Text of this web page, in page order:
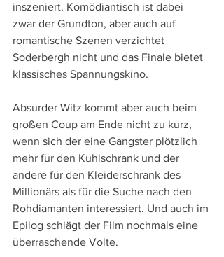
inszeniert. Komödiantisch ist dabei
zwar der Grundton, aber auch auf
romantische Szenen verzichtet
Soderbergh nicht und das Finale bietet
klassisches Spannungskino.
Absurder Witz kommt aber auch beim
großen Coup am Ende nicht zu kurz,
wenn sich der eine Gangster plötzlich
mehr für den Kühlschrank und der
andere für den Kleiderschrank des
Millionärs als für die Suche nach den
Rohdiamanten interessiert. Und auch im
Epilog schlägt der Film nochmals eine
überraschende Volte.